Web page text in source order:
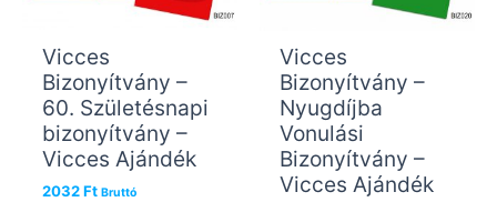
Vicces
Bizonyítvány –
60. Születésnapi
bizonyítvány –
Vicces Ajándék
2032Ft Bruttó
Vicces
Bizonyítvány –
Nyugdíjba
Vonulási
Bizonyítvány –
Vicces Ajándék